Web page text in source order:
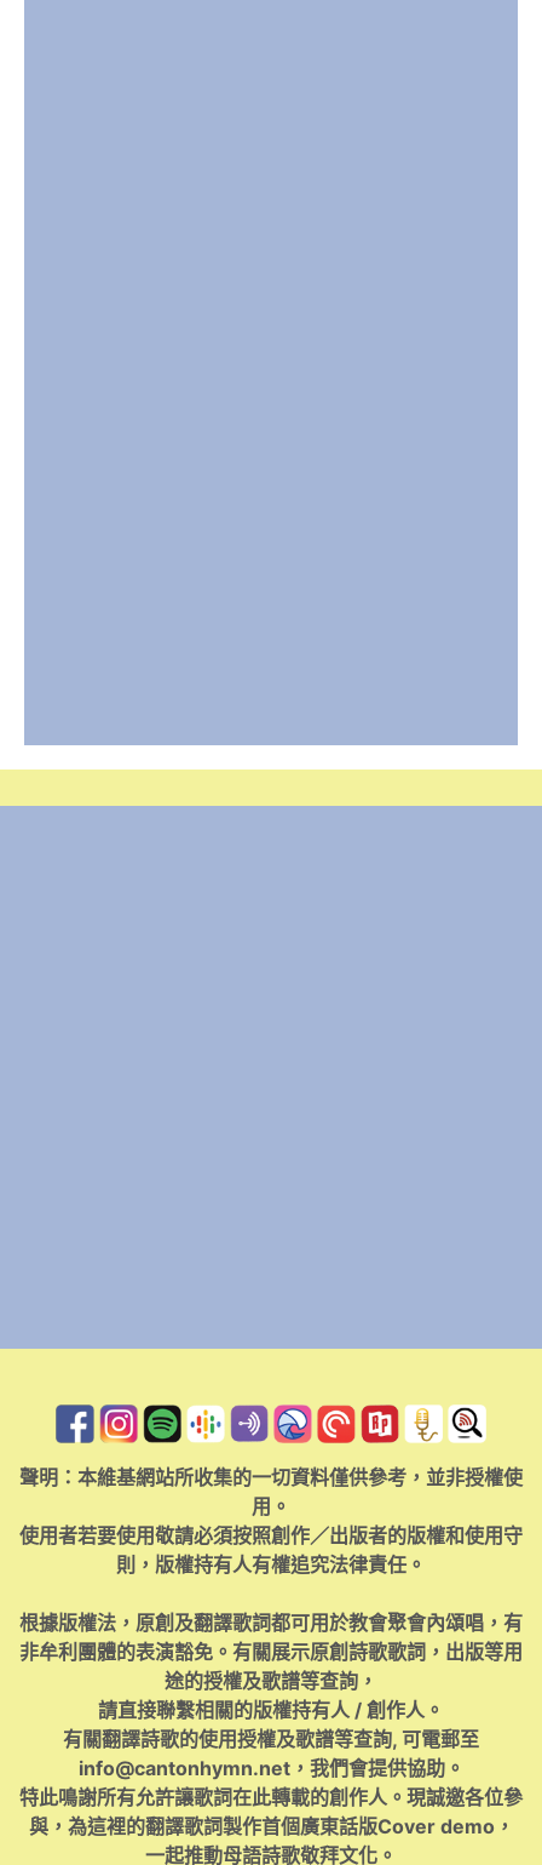
聲明：本維基網站所收集的一切資料僅供參考，並非授權使
用。
使用者若要使用敬請必須按照創作／出版者的版權和使用守
則，版權持有人有權追究法律責任。
根據版權法，原創及翻譯歌詞都可用於教會聚會內頌唱，有
非牟利團體的表演豁免。有關展示原創詩歌歌詞，出版等用
途的授權及歌譜等查詢，
請直接聯繫相關的版權持有人 / 創作人。
有關翻譯詩歌的使用授權及歌譜等查詢, 可電郵至
info@cantonhymn.net，我們會提供協助。
特此鳴謝所有允許讓歌詞在此轉載的創作人。現誠邀各位參
與，為這裡的翻譯歌詞製作首個廣東話版Cover demo，
一起推動母語詩歌敬拜文化。